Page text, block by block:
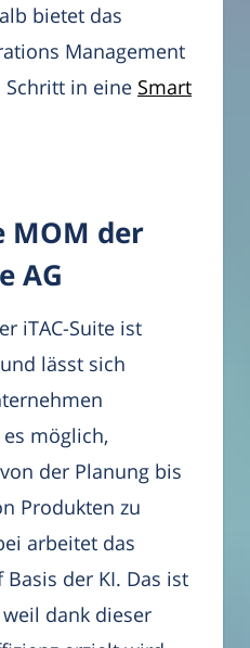
bietet das
Management
Schritt in eine Smart
MOM der
AG
iTAC-Suite ist
lässt sich
möglich,
der Planung bis
Produkten zu
arbeitet das
der KI. Das ist
dank dieser